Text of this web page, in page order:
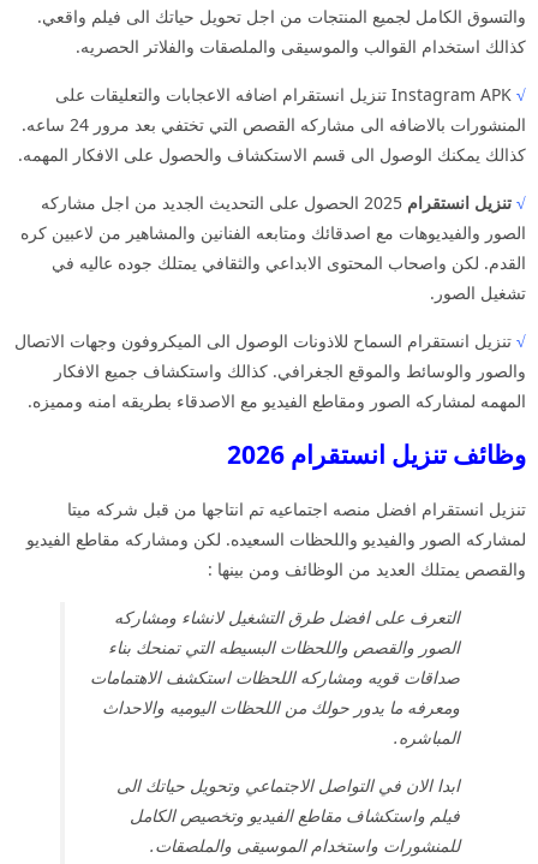
والتسوق الكامل لجميع المنتجات من اجل تحويل حياتك الى فيلم واقعي.
كذالك استخدام القوالب والموسيقى والملصقات والفلاتر الحصريه.
√
Instagram APK تنزيل انستقرام اضافه الاعجابات والتعليقات على
المنشورات بالاضافه الى مشاركه القصص التي تختفي بعد مرور 24 ساعه.
كذالك يمكنك الوصول الى قسم الاستكشاف والحصول على الافكار المهمه.
√ تنزيل انستقرام
2025 الحصول على التحديث الجديد من اجل مشاركه
الصور والفيديوهات مع اصدقائك ومتابعه الفنانين والمشاهير من لاعبين كره
القدم. لكن واصحاب المحتوى الابداعي والثقافي يمتلك جوده عاليه في
تشغيل الصور.
√ تنزيل انستقرام السماح للاذونات الوصول الى الميكروفون وجهات الاتصال
والصور والوسائط والموقع الجغرافي. كذالك واستكشاف جميع الافكار
المهمه لمشاركه الصور ومقاطع الفيديو مع الاصدقاء بطريقه امنه ومميزه.
وظائف تنزيل انستقرام 2026
تنزيل انستقرام افضل منصه اجتماعيه تم انتاجها من قبل شركه ميتا
لمشاركه الصور والفيديو واللحظات السعيده. لكن ومشاركه مقاطع الفيديو
والقصص يمتلك العديد من الوظائف ومن بينها :
التعرف على افضل طرق التشغيل لانشاء ومشاركه
الصور والقصص واللحظات البسيطه التي تمنحك بناء
صداقات قويه ومشاركه اللحظات استكشف الاهتمامات
ومعرفه ما يدور حولك من اللحظات اليوميه والاحداث
المباشره.
ابدا الان في التواصل الاجتماعي وتحويل حياتك الى
فيلم واستكشاف مقاطع الفيديو وتخصيص الكامل
للمنشورات واستخدام الموسيقى والملصقات.